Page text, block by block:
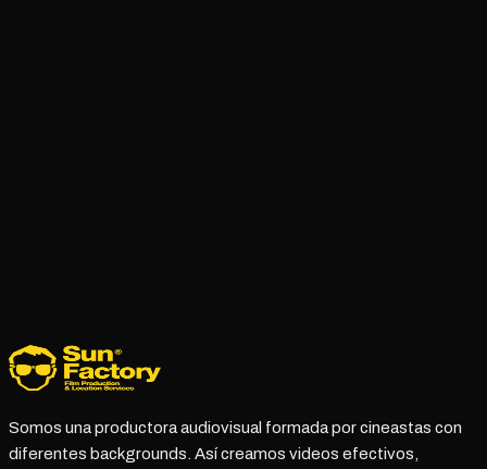
Somos una productora audiovisual formada por cineastas con
diferentes backgrounds. Así creamos videos efectivos,